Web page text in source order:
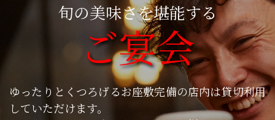
旬の美味さを堪能する
ご宴会
ゆったりとくつろげるお座敷完備の店内は貸切利用
していただけます。